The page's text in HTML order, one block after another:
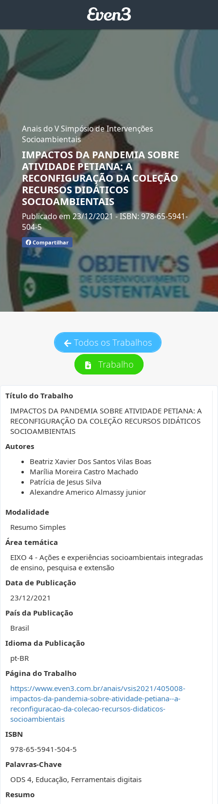
Anais do V Simpósio de Intervenções
Socioambientais
IMPACTOS DA PANDEMIA SOBRE
ATIVIDADE PETIANA: A
RECONFIGURAÇÃO DA COLEÇÃO
RECURSOS DIDÁTICOS
SOCIOAMBIENTAIS
Publicado em 23/12/2021- ISBN: 978-65-5941-
504-5
Compartilhar
Todos os Trabalhos
Trabalho
Título do Trabalho
IMPACTOS DA PANDEMIA SOBRE ATIVIDADE PETIANA: A
RECONFIGURAÇÃO DA COLEÇÃO RECURSOS DIDÁTICOS
SOCIOAMBIENTAIS
Autores
Beatriz Xavier Dos Santos Vilas Boas
Marília Moreira Castro Machado
Patrícia de Jesus Silva
Alexandre Americo Almassy junior
Modalidade
Resumo Simples
Área temática
EIXO 4 - Ações e experiências socioambientais integradas
de ensino, pesquisa e extensão
Data de Publicação
23/12/2021
País da Publicação
Brasil
Idioma da Publicação
pt-BR
Página do Trabalho
https://www.even3.com.br/anais/vsis2021/405008-
impactos-da-pandemia-sobre-atividade-petiana--a-
reconfiguracao-da-colecao-recursos-didaticos-
socioambientais
ISBN
978-65-5941-504-5
Palavras-Chave
ODS 4, Educação, Ferramentais digitais
Resumo